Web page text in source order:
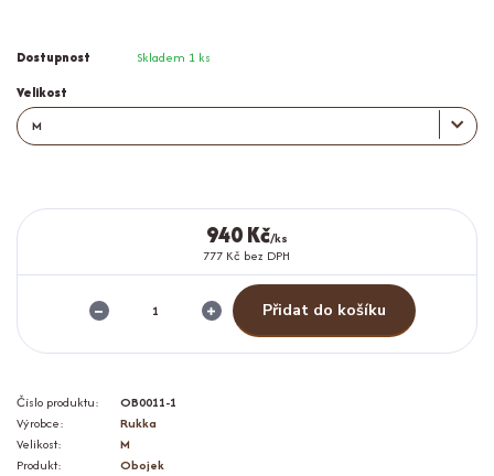
Dostupnost Skladem 1 ks
Velikost
940 Kč/ks
777 Kč bez DPH
Přidat do košíku
Číslo produktu:
OB0011-1
Výrobce:
Rukka
Velikost:
M
Produkt:
Obojek